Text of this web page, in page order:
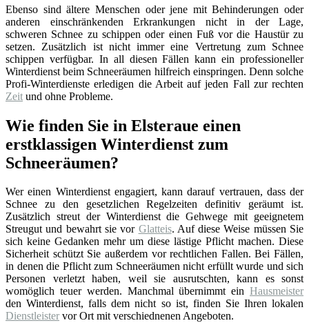
Ebenso sind ältere Menschen oder jene mit Behinderungen oder
anderen einschränkenden Erkrankungen nicht in der Lage,
schweren Schnee zu schippen oder einen Fuß vor die Haustür zu
setzen. Zusätzlich ist nicht immer eine Vertretung zum Schnee
schippen verfügbar. In all diesen Fällen kann ein professioneller
Winterdienst beim Schneeräumen hilfreich einspringen. Denn solche
Profi-Winterdienste erledigen die Arbeit auf jeden Fall zur rechten
Zeit und ohne Probleme.
Wie finden Sie in Elsteraue einen
erstklassigen Winterdienst zum
Schneeräumen?
Wer einen Winterdienst engagiert, kann darauf vertrauen, dass der
Schnee zu den gesetzlichen Regelzeiten definitiv geräumt ist.
Zusätzlich streut der Winterdienst die Gehwege mit geeignetem
Streugut und bewahrt sie vor Glatteis. Auf diese Weise müssen Sie
sich keine Gedanken mehr um diese lästige Pflicht machen. Diese
Sicherheit schützt Sie außerdem vor rechtlichen Fallen. Bei Fällen,
in denen die Pflicht zum Schneeräumen nicht erfüllt wurde und sich
Personen verletzt haben, weil sie ausrutschten, kann es sonst
womöglich teuer werden. Manchmal übernimmt ein Hausmeister
den Winterdienst, falls dem nicht so ist, finden Sie Ihren lokalen
Dienstleister vor Ort mit verschiednenen Angeboten.